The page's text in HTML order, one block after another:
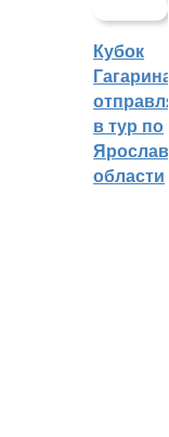
Кубок
Гагарина
в тур по
области